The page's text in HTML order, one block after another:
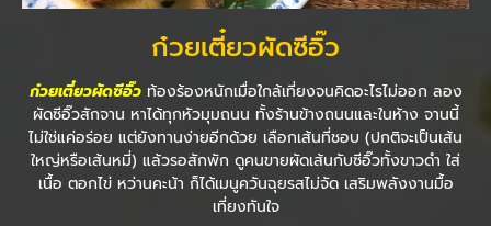
ก๋วยเตี๋ยวผัดซีอิ๊ว
ก๋วยเตี๋ยวผัดซีอิ๊วท้องร้องหนักเมื่อใกล้เที่ยงจนคิดอะไรไม่ออก ลอง
ผัดซีอิ๊วสักจาน หาได้ทุกหัวมุมถนน ทั้งร้านข้างถนนและในห้าง จานนี้
ไม่ใช่แค่อร่อย แต่ยังทานง่ายอีกด้วย เลือกเส้นที่ชอบ (ปกติจะเป็นเส้น
ใหญ่หรือเส้นหมี่) แล้วรอสักพัก ดูคนขายผัดเส้นกับซีอิ๊วทั้งขาวดำ ใส่
เนื้อ ตอกไข่ หว่านคะน้า ก็ได้เมนูควันฉุยรสไม่จัด เสริมพลังงานมื้อ
เที่ยงทันใจ